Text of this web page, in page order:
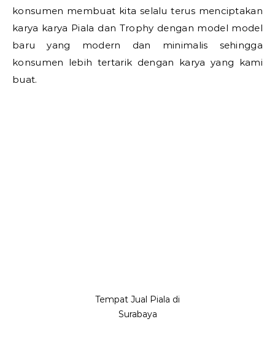
konsumen membuat kita selalu terus menciptakan
karya karya Piala dan Trophy dengan model model
baru yang modern dan minimalis sehingga
konsumen lebih tertarik dengan karya yang kami
buat.
Tempat Jual Piala di
Surabaya